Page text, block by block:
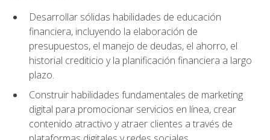
Desarrollar sólidas habilidades de educación
financiera, incluyendo la elaboración de
presupuestos, el manejo de deudas, el ahorro, el
historial crediticio y la planificación financiera a largo
plazo.
Construir habilidades fundamentales de marketing
digital para promocionar servicios en línea, crear
contenido atractivo y atraer clientes a través de